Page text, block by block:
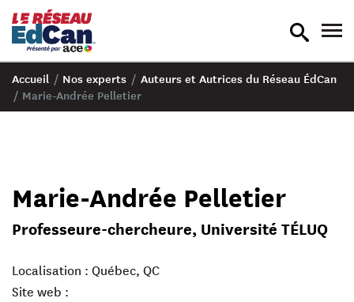
recherche
bascule
Accueil / Nos experts / Auteurs et Autrices du Réseau ÉdCan
/ Marie-Andrée Pelletier
Marie-Andrée Pelletier
Professeure-chercheure, Université TÉLUQ
Localisation : Québec, QC
Site web :